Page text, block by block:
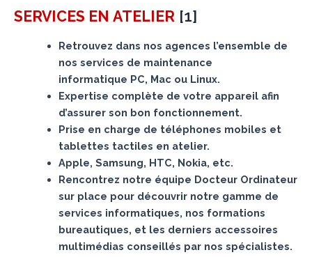
SERVICES EN ATELIER [1]
Retrouvez dans nos agences l’ensemble de
nos services de maintenance
informatique PC, Mac ou Linux.
Expertise complète de votre appareil afin
d’assurer son bon fonctionnement.
Prise en charge de téléphones mobiles et
tablettes tactiles en atelier.
Apple, Samsung, HTC, Nokia, etc.
Rencontrez notre équipe Docteur Ordinateur
sur place pour découvrir notre gamme de
services informatiques, nos formations
bureautiques, et les derniers accessoires
multimédias conseillés par nos spécialistes.